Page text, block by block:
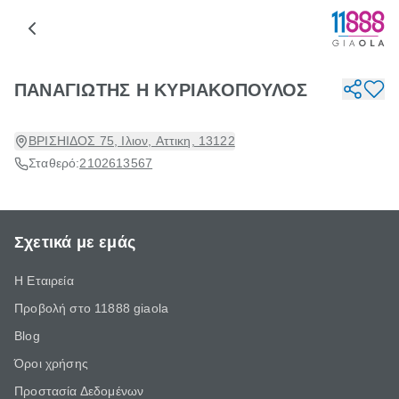
ΠΑΝΑΓΙΩΤΗΣ Η ΚΥΡΙΑΚΟΠΟΥΛΟΣ
ΒΡΙΣΗΙΔΟΣ 75, Ιλιον, Αττικη, 13122
Σταθερό:2102613567
Σχετικά με εμάς
Η Εταιρεία
Προβολή στο 11888 giaola
Blog
Όροι χρήσης
Προστασία Δεδομένων